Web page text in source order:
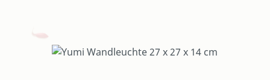
Bildergalerie überspringen